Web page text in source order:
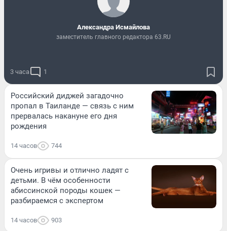
Александра Исмайлова
заместитель главного редактора 63.RU
3 часа 1
Российский диджей загадочно
пропал в Таиланде — связь с ним
прервалась накануне его дня
рождения
14 часов 744
Очень игривы и отлично ладят с
детьми. В чём особенности
абиссинской породы кошек —
разбираемся с экспертом
14 часов 903